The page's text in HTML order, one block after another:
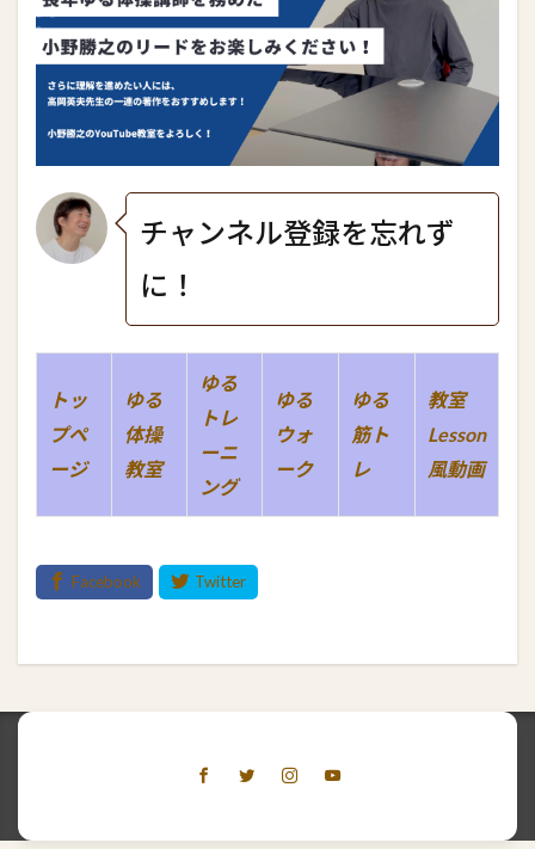
チャンネル登録を忘れず
に！
トッ
プペ
ージ
ゆる
体操
教室
ゆる
トレ
ーニ
ング
ゆる
ウォ
ーク
ゆる
筋ト
レ
教室
Lesson
風動画